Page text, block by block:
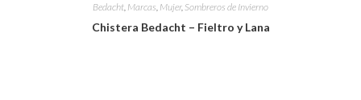
Bedacht, Marcas, Mujer, Sombreros de Invierno
Chistera Bedacht – Fieltro y Lana